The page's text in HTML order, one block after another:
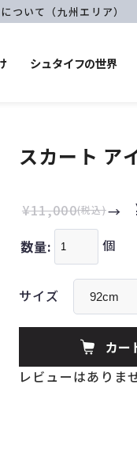
ついて（九州エリア）
シュタイフの世界
スカート ア
¥11,000(税込)
数量: 個
サイズ
レビューはありま